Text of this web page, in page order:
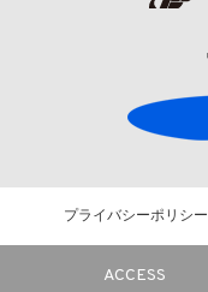
プライバシーポリシー
ACCESS